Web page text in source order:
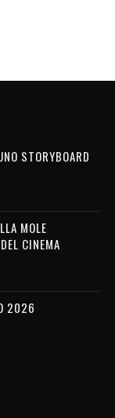
STORYBOARD
MOLE
CINEMA
2026